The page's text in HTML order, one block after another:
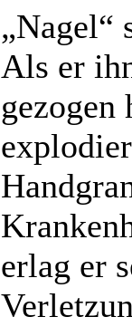
„Nagel“
Als er
gezogen
erlag er